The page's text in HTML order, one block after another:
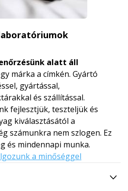
alatt áll
márka a címkén. Gyártó
gyártással,
és szállítással.
fejlesztjük, teszteljük és
kiválasztásától a
számunkra nem szlogen. Ez
és mindennapi munka.
a minőséggel